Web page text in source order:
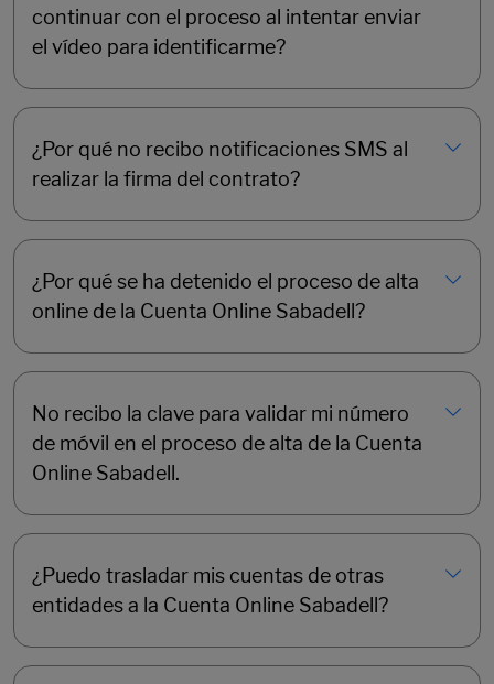
continuar con el proceso al intentar enviar
el vídeo para identificarme?
¿Por qué no recibo notificaciones SMS al
realizar la firma del contrato?
¿Por qué se ha detenido el proceso de alta
online de la Cuenta Online Sabadell?
No recibo la clave para validar mi número
de móvil en el proceso de alta de la Cuenta
Online Sabadell.
¿Puedo trasladar mis cuentas de otras
entidades a la Cuenta Online Sabadell?